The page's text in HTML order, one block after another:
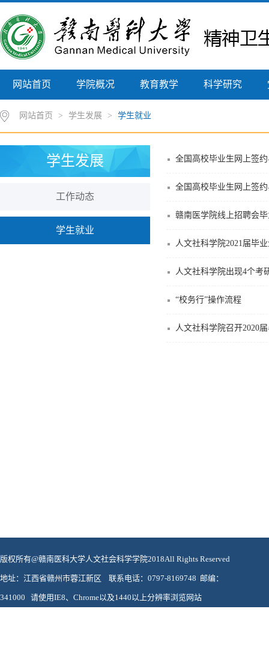
网站首页 学院概况 教育教学 科学研究
网站首页 > 学生发展 > 学生就业
学生发展
工作动态
学生就业
全国高校毕业生网上签
全国高校毕业生网上签
赣南医学院线上招聘会
人文社科学院2021届毕
人文社科学院出现4个考
“校务行”操作流程
人文社科学院召开2020
版权所有@赣南医科大学人文社会科学学院2018All Rights Reserved
地址：江西省赣州市蓉江新区 联系电话：0797-8169748 邮编：
341000 请使用IE8、Chrome以及1440以上分辨率浏览网站